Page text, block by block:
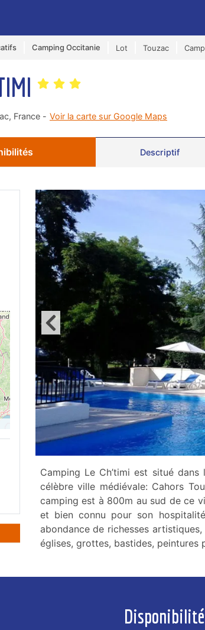
Camping Occitanie Lot Touzac
France - Voir la carte sur Google Maps
Descriptif
Camping Le Ch’timi est situé
célèbre ville médiévale: Cahors
camping est à 800m au sud de ce
et bien connu pour son
abondance de richesses
églises, grottes, bastides,